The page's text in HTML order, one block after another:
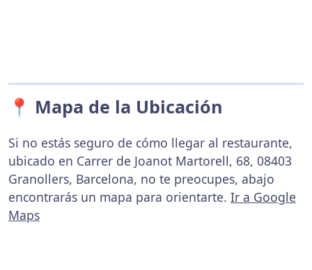
📍 Mapa de la Ubicación
Si no estás seguro de cómo llegar al restaurante,
ubicado en Carrer de Joanot Martorell, 68, 08403
Granollers, Barcelona, no te preocupes, abajo
encontrarás un mapa para orientarte. Ir a Google
Maps